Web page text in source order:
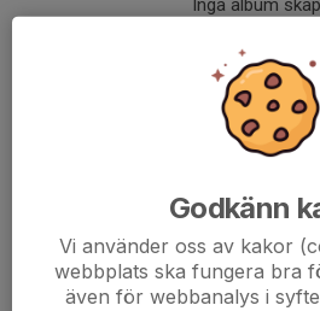
Inga album
Godkänn
Vi använder oss av kakor
webbplats ska fungera bra
även för webbanalys i